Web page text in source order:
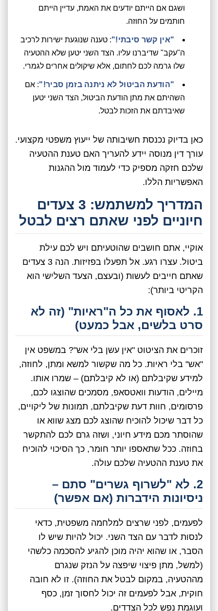
ושגם אם הייתם יודעים את האמת, עדיין הייתם
חותמים על החוזה.
"אין קשר סיבתי!": טענה שנוגעת ישירות לרכיב
ה"עקב" שדיברנו עליו. הצד השני יטען שלא ההטעיה
שלו גרמה לכם לחתום, אלא שיקולים אחרים לגמרי.
"הודעת הביטול לא ניתנה בזמן סביר!": אם
השהיתם את מתן הודעת הביטול, הצד השני יטען
שאיבדתם את הזכות לבטל.
כאן בדיוק נכנסת חשיבותה של ייעוץ משפטי מקצועי.
עורך דין מנוסה יידע להעריך האם טענת ההטעיה
שלכם חזקה מספיק כדי לעמוד מול ההגנות
האפשריות הללו.
המדריך למשתמש: 3 צעדים
חיוניים לפני שאתם רצים לבטל
אוקיי, אתם חושבים שהוטעיתם ויש לכם עילת
ביטול. עצרו רגע. אל תפעלו בפזיזות. הנה 3 צעדים
שאתם חייבים לעשות (ובעצם, הצעד השלישי הוא
הקריטי ביותר):
1. לאסוף את כל ה"ראיות" (זה לא
סרט בלשים, אבל כמעט)
זוכרים את הציטוט "אין עשן בלי אש"? במשפט אין
"אש" בלי ראיות. כל מה שקשור למשא ומתן, לחוזה,
למידע שקיבלתם (או לא קיבלתם) – שמרו אותו.
מיילים, הודעות וואטסאפ, מסמכים שהוצגו לכם,
פרסומים, חוות דעת שקיבלתם, תמונות של ליקויים,
כל דבר שיכול להוכיח שהוצג לכם מצג שווא או
שהוסתר מכם מידע חיוני, ושזה גרם לכם להתקשר
בחוזה. ככל שתאספו יותר חומר, כך הסיכוי להוכיח
את טענת ההטעיה שלכם עולה.
2. לא "לשרוף גשרים" סתם –
ניסיונות הידברות (אם אפשר)
לפעמים, לפני שרצים למלחמה משפטית, כדאי
לנסות לדבר עם הצד השני. יכול להיות שיש לו
הסבר, או שהוא יהיה מוכן להגיע להסכמה כלשהי
(למשל, מתן פיצוי שיפצה על הנזק שנגרם
מההטעיה, במקום לבטל את החוזה). זו לא חובה
חוקית, אבל לפעמים זה יכול לחסוך זמן, כסף
ועוגמת נפש לכל הצדדים.